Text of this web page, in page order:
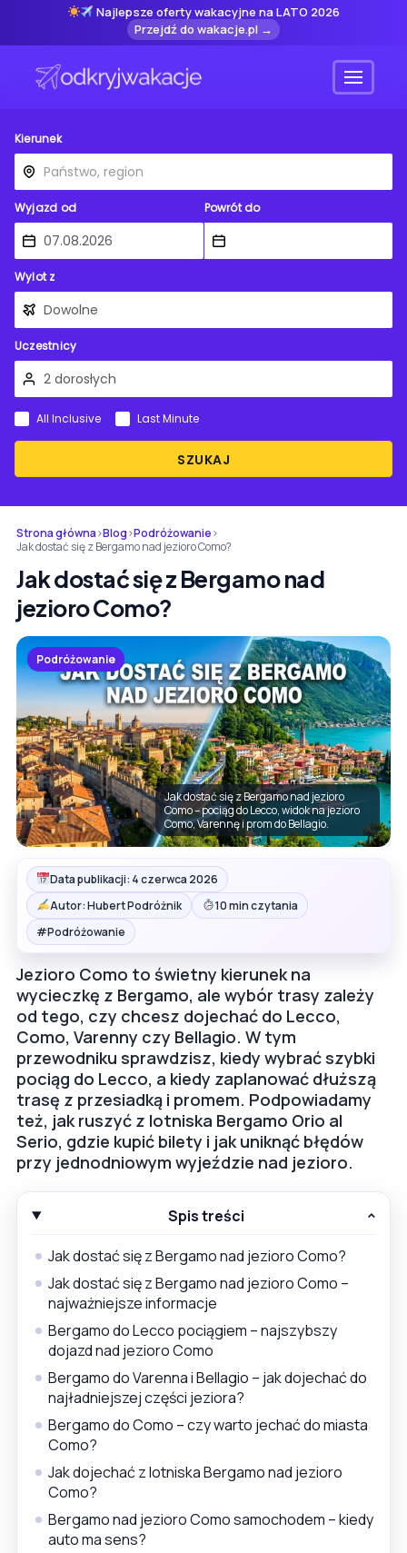
Najlepsze oferty wakacyjne na LATO 2026
Przejdź do wakacje.pl →
Menu
Kierunek
Wyjazd od Powrót do
Wylot z
Uczestnicy
SZUKAJ
All Inclusive Last Minute
Strona główna›Blog›Podróżowanie›
Jak dostać się z Bergamo nad jezioro Como?
Jak dostać się z Bergamo nad
jezioro Como?
Podróżowanie
Jak dostać się z Bergamo nad jezioro
Como – pociąg do Lecco, widok na jezioro
Como, Varennę i prom do Bellagio.
Data publikacji: 4 czerwca 2026
Autor: Hubert Podróżnik
10 min czytania
#Podróżowanie
Jezioro Como to świetny kierunek na
wycieczkę z Bergamo, ale wybór trasy zależy
od tego, czy chcesz dojechać do Lecco,
Como, Varenny czy Bellagio. W tym
przewodniku sprawdzisz, kiedy wybrać szybki
pociąg do Lecco, a kiedy zaplanować dłuższą
trasę z przesiadką i promem. Podpowiadamy
też, jak ruszyć z lotniska Bergamo Orio al
Serio, gdzie kupić bilety i jak uniknąć błędów
przy jednodniowym wyjeździe nad jezioro.
Spis treści
Jak dostać się z Bergamo nad jezioro Como?
Jak dostać się z Bergamo nad jezioro Como –
najważniejsze informacje
Bergamo do Lecco pociągiem – najszybszy
dojazd nad jezioro Como
Bergamo do Varenna i Bellagio – jak dojechać do
najładniejszej części jeziora?
Bergamo do Como – czy warto jechać do miasta
Como?
Jak dojechać z lotniska Bergamo nad jezioro
Como?
Bergamo nad jezioro Como samochodem – kiedy
auto ma sens?